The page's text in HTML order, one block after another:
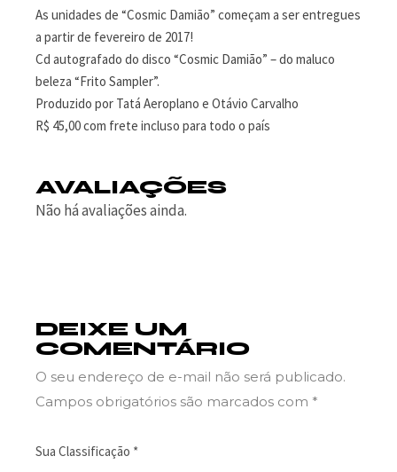
As unidades de “Cosmic Damião” começam a ser entregues
a partir de fevereiro de 2017!
Cd autografado do disco “Cosmic Damião” – do maluco
beleza “Frito Sampler”.
Produzido por Tatá Aeroplano e Otávio Carvalho
R$ 45,00 com frete incluso para todo o país
AVALIAÇÕES
Não há avaliações ainda.
DEIXE UM
COMENTÁRIO
O seu endereço de e-mail não será publicado.
Campos obrigatórios são marcados com *
Sua Classificação *